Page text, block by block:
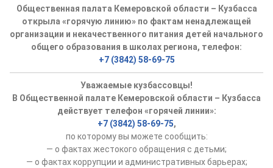
Общественная палата Кемеровской области – Кузбасса
открыла «горячую линию» по фактам ненадлежащей
организации и некачественного питания детей начального
общего образования в школах региона, телефон:
+7 (3842) 58-69-75
Уважаемые кузбассовцы!
В Общественной палате Кемеровской области – Кузбасса
действует телефон «горячей линии»:
+7 (3842) 58-69-75,
по которому вы можете сообщить:
— о фактах жестокого обращения с детьми;
— о фактах коррупции и административных барьерах;